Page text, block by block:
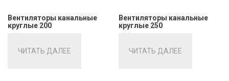
Вентиляторы канальные
круглые 200
ЧИТАТЬ ДАЛЕЕ
Вентиляторы канальные
круглые 250
ЧИТАТЬ ДАЛЕЕ